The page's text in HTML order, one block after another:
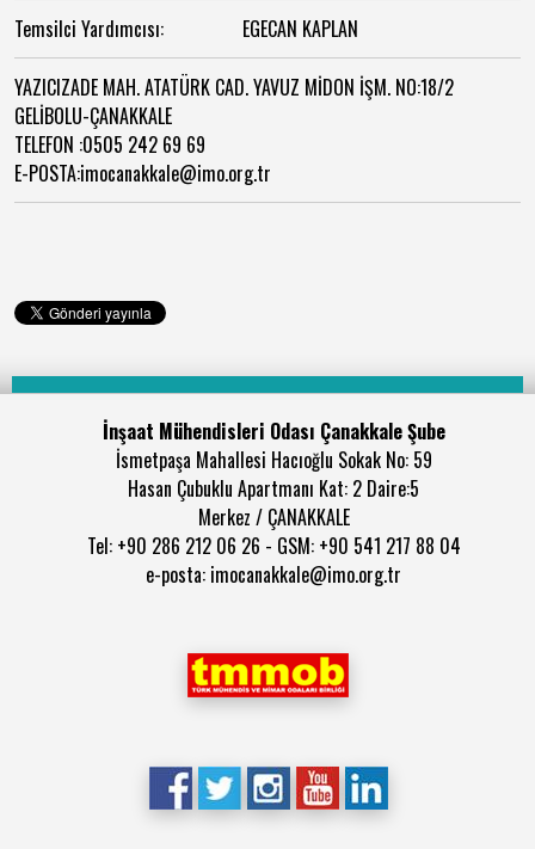
Temsilci Yardımcısı: EGECAN KAPLAN
YAZICIZADE MAH. ATATÜRK CAD. YAVUZ MİDON İŞM. NO:18/2
GELİBOLU-ÇANAKKALE
TELEFON :0505 242 69 69
E-POSTA:imocanakkale@imo.org.tr
İnşaat Mühendisleri Odası Çanakkale Şube
İsmetpaşa Mahallesi Hacıoğlu Sokak No: 59
Hasan Çubuklu Apartmanı Kat: 2 Daire:5
Merkez / ÇANAKKALE
Tel: +90 286 212 06 26 - GSM: +90 541 217 88 04
e-posta: imocanakkale@imo.org.tr